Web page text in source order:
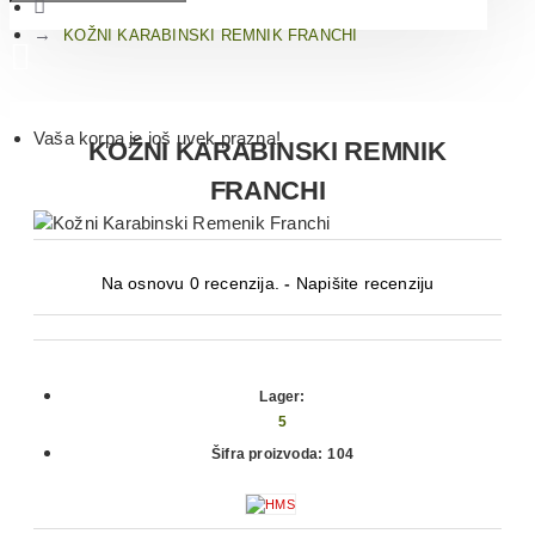
Vaša korpa je još uvek prazna!
KOŽNI KARABINSKI REMNIK FRANCHI
KOŽNI KARABINSKI REMNIK
FRANCHI
Na osnovu 0 recenzija. - Napišite recenziju
Lager:
5
Šifra proizvoda: 104